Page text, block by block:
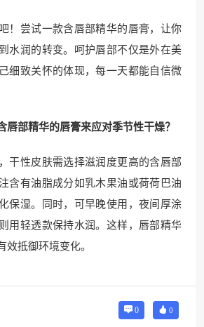
！尝试一款含唇部精华的唇膏，让你
水润的转变。呵护唇部不仅是外在美
细致关怀的体现，每一天都能自信微
唇部精华的唇膏来应对季节性干燥？
干性皮肤需选择滋润度更高的含唇部
含有油脂成分如乳木果油或荷荷巴油
保湿。同时，可早晚使用，夜间厚涂
用轻透款保持水润。这样，唇部精华
效抵御环境变化。
0 0